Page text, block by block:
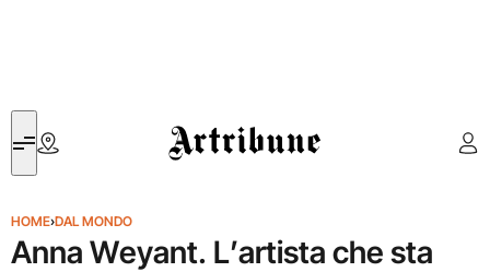
Artribune
HOME›DAL MONDO
Anna Weyant. L’artista che sta